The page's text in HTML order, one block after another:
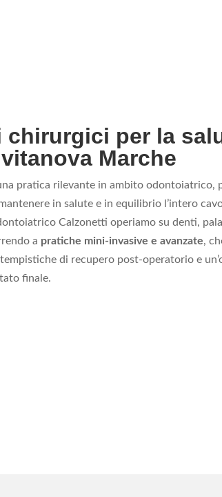
chirurgici per la
Marche
pratica rilevante in ambito odontoiatrico,
in salute e in equilibrio l’intero
Calzonetti operiamo su denti,
a pratiche mini-invasive e avanzate,
di recupero post-operatorio e
finale.